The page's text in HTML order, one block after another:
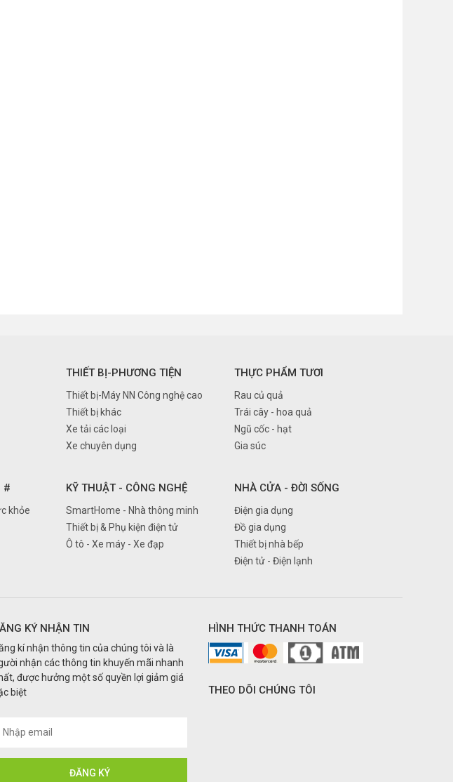
THIẾT BỊ-PHƯƠNG TIỆN
Thiết bị-Máy NN Công nghệ cao
Thiết bị khác
Xe tải các loại
Xe chuyên dụng
THỰC PHẨM TƯƠI
Rau củ quả
Trái cây - hoa quả
Ngũ cốc - hạt
Gia súc
#
khỏe
KỸ THUẬT - CÔNG NGHỆ
SmartHome - Nhà thông minh
Thiết bị & Phụ kiện điện tử
Ô tô - Xe máy - Xe đạp
NHÀ CỬA - ĐỜI SỐNG
Điện gia dụng
Đồ gia dụng
Thiết bị nhà bếp
Điện tử - Điện lạnh
KÝ NHẬN TIN
kí nhận thông tin của chúng tôi và là
nhận các thông tin khuyến mãi nhanh
được hưởng một số quyền lợi giảm giá
biệt
HÌNH THỨC THANH TOÁN
THEO DÕI CHÚNG TÔI